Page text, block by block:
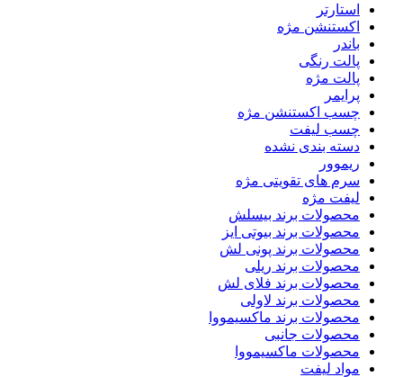
استارتر
اکستنشن مژه
باندر
پالت رنگی
پالت مژه
پرایمر
چسب اکستنشن مژه
چسب لیفت
دسته بندی نشده
ریموور
سرم های تقویتی مژه
لیفت مژه
محصولات برند بیسلش
محصولات برند بیوتی ایز
محصولات برند پونی لش
محصولات برند ریلی
محصولات برند فلای لش
محصولات برند لاولی
محصولات برند ماکسیمووا
محصولات جانبی
محصولات ماکسیمووا
مواد لیفت